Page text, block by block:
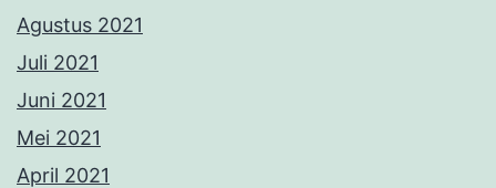
Agustus 2021
Juli 2021
Juni 2021
Mei 2021
April 2021